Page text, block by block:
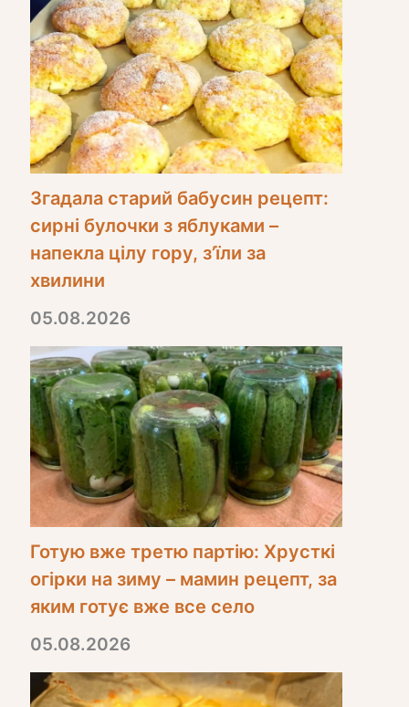
Згадала старий бабусин рецепт:
сирні булочки з яблуками –
напекла цілу гору, з’їли за
хвилини
05.08.2026
Готую вже третю партію: Хрусткі
огірки на зиму – мамин рецепт, за
яким готує вже все село
05.08.2026